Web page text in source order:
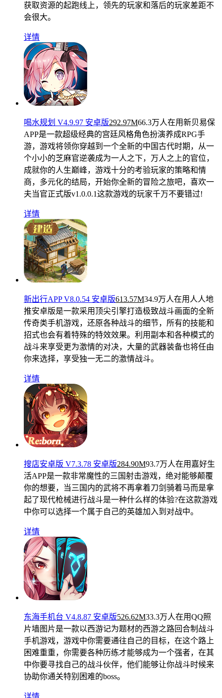
获取资源的起跑线上，领先的玩家和落后的玩家差距不
会很大。
详情
喝水规划 V4.9.97 安卓版292.97M66.3万人在用新贝易保
APP是一款超级经典的宫廷风格角色扮演养成RPG手
游，游戏将领你穿越到一个全新的中国古代时期，从一
个小小的芝麻官逆袭成为一人之下，万人之上的官位，
成就你的人生巅峰，游戏十分的考验玩家的策略和情
商，多元化的结局，开始你全新的冒险之旅吧，喜欢一
夫当官正式版v1.0.0.1这款游戏的玩家千万不要错过!
详情
新出行APP V8.0.54 安卓版613.57M34.9万人在用 人人地
推安卓版是一款采用顶尖引擎打造极致战斗画面的全新
传奇类手机游戏，还原各种战斗的细节，所有的技能和
招式也会有着特殊的特效效果。利用副本和各种模式的
战斗来享受更为激情的对决，大量的武器装备也将任由
你来选择，享受独一无二的激情战斗。
详情
搜店安卓版 V7.3.78 安卓版284.90M93.7万人在用 嘉好生
活APP是一款非常魔性的三国射击游戏，绝对能够颠覆
你的想要，当三国内的武将不再拿着刀剑骑着马而是拿
起了现代枪械进行战斗是一种什么样的体验?在这款游戏
中你可以选择一个属于自己的英雄加入到对战中。
详情
东海手机台 V4.8.87 安卓版526.62M33.3万人在用QQ照
片墙图片是一款以西游记为题材的西游之路回合制战斗
手机游戏，游戏中你需要通往自己的目标，在这个路上
困难重重，你需要各种历练才能够成为一个强者，在其
中你要寻找自己的战斗伙伴，他们能够让你战斗时候来
协助你通关特别困难的boss。
详情